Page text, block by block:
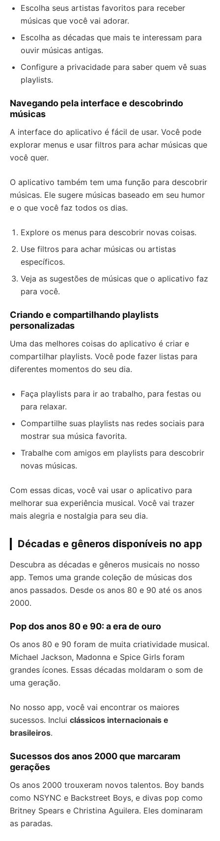
Escolha seus artistas favoritos para receber
músicas que você vai adorar.
Escolha as décadas que mais te interessam para
ouvir músicas antigas.
Configure a privacidade para saber quem vê suas
playlists.
Navegando pela interface e descobrindo
músicas
A interface do aplicativo é fácil de usar. Você pode
explorar menus e usar filtros para achar músicas que
você quer.
O aplicativo também tem uma função para descobrir
músicas. Ele sugere músicas baseado em seu humor
e o que você faz todos os dias.
Explore os menus para descobrir novas coisas.
Use filtros para achar músicas ou artistas
específicos.
Veja as sugestões de músicas que o aplicativo faz
para você.
Criando e compartilhando playlists
personalizadas
Uma das melhores coisas do aplicativo é criar e
compartilhar playlists. Você pode fazer listas para
diferentes momentos do seu dia.
Faça playlists para ir ao trabalho, para festas ou
para relaxar.
Compartilhe suas playlists nas redes sociais para
mostrar sua música favorita.
Trabalhe com amigos em playlists para descobrir
novas músicas.
Com essas dicas, você vai usar o aplicativo para
melhorar sua experiência musical. Você vai trazer
mais alegria e nostalgia para seu dia.
Décadas e gêneros disponíveis no app
Descubra as décadas e gêneros musicais no nosso
app. Temos uma grande coleção de músicas dos
anos passados. Desde os anos 80 e 90 até os anos
2000.
Pop dos anos 80 e 90: a era de ouro
Os anos 80 e 90 foram de muita criatividade musical.
Michael Jackson, Madonna e Spice Girls foram
grandes ícones. Essas décadas moldaram o som de
uma geração.
No nosso app, você vai encontrar os maiores
sucessos. Inclui clássicos internacionais e
brasileiros.
Sucessos dos anos 2000 que marcaram
gerações
Os anos 2000 trouxeram novos talentos. Boy bands
como NSYNC e Backstreet Boys, e divas pop como
Britney Spears e Christina Aguilera. Eles dominaram
as paradas.